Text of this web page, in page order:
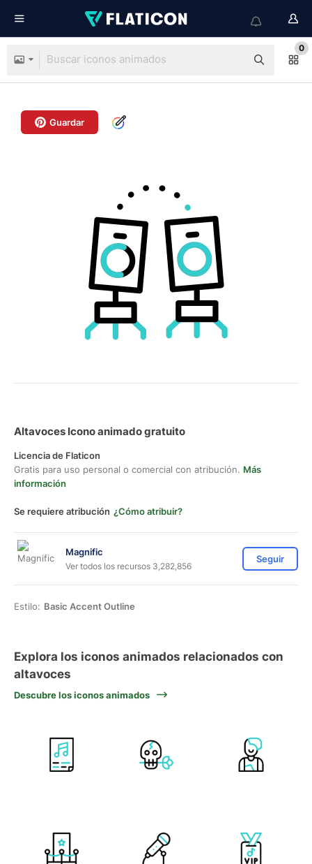
0
Guardar
Altavoces Icono animado gratuito
Licencia de Flaticon
Gratis para uso personal o comercial con atribución. Más
información
Se requiere atribución ¿Cómo atribuir?
Magnific
Ver todos los recursos 3,282,856
Seguir
Estilo: Basic Accent Outline
Explora los iconos animados relacionados con
altavoces
Descubre los iconos animados